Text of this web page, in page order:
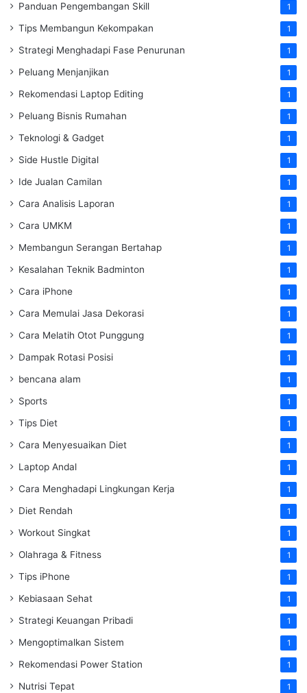
Panduan Pengembangan Skill 1
Tips Membangun Kekompakan 1
Strategi Menghadapi Fase Penurunan 1
Peluang Menjanjikan 1
Rekomendasi Laptop Editing 1
Peluang Bisnis Rumahan 1
Teknologi & Gadget 1
Side Hustle Digital 1
Ide Jualan Camilan 1
Cara Analisis Laporan 1
Cara UMKM 1
Membangun Serangan Bertahap 1
Kesalahan Teknik Badminton 1
Cara iPhone 1
Cara Memulai Jasa Dekorasi 1
Cara Melatih Otot Punggung 1
Dampak Rotasi Posisi 1
bencana alam 1
Sports 1
Tips Diet 1
Cara Menyesuaikan Diet 1
Laptop Andal 1
Cara Menghadapi Lingkungan Kerja 1
Diet Rendah 1
Workout Singkat 1
Olahraga & Fitness 1
Tips iPhone 1
Kebiasaan Sehat 1
Strategi Keuangan Pribadi 1
Mengoptimalkan Sistem 1
Rekomendasi Power Station 1
Nutrisi Tepat 1